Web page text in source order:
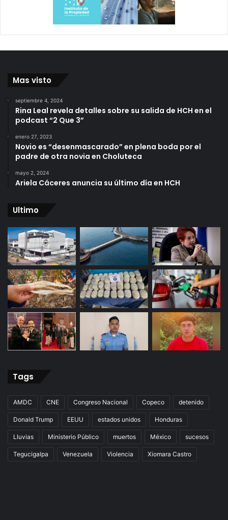
Mas visto
septiembre 4, 2024
Rina Leal revela detalles sobre su salida de HCH en el
podcast “2 Que 3”
enero 27, 2023
Novio es “desenmascarado” en plena boda por el
padre de otra novia en Choluteca
mayo 2, 2024
Ariela Cáceres anuncia su último día en HCH
Ultimo
Tags
AMDC CNE Congreso Nacional Copeco detenido
Donald Trump EEUU estados unidos Honduras
Lluvias Ministerio Público muertos México sucesos
Tegucigalpa Venezuela Violencia Xiomara Castro